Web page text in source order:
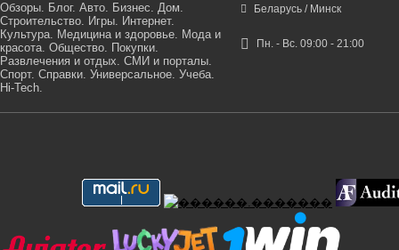
Обзоры. Блог. Авто. Бизнес. Дом.
Строительство. Игры. Интернет.
Культура. Медицина и здоровье. Мода и
красота. Общество. Покупки.
Развлечения и отдых. СМИ и порталы.
Спорт. Справки. Универсальное. Учеба.
Hi-Tech.
Беларусь / Минск
Пн. - Вс. 09:00 - 21:00